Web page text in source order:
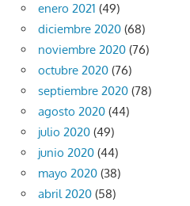
enero 2021 (49)
diciembre 2020 (68)
noviembre 2020 (76)
octubre 2020 (76)
septiembre 2020 (78)
agosto 2020 (44)
julio 2020 (49)
junio 2020 (44)
mayo 2020 (38)
abril 2020 (58)